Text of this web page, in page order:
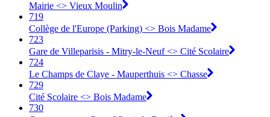
Mairie <> Vieux Moulin
719
Collège de l'Europe (Parking) <> Bois Madame
723
Gare de Villeparisis - Mitry-le-Neuf <> Cité Scolaire
724
Le Champs de Claye - Mauperthuis <> Chasse
729
Cité Scolaire <> Bois Madame
730